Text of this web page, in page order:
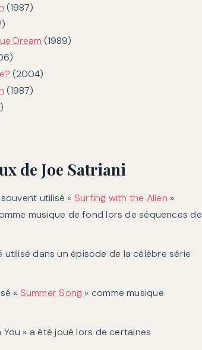
(1987)
Dream (1989)
(2004)
(1987)
de Joe Satriani
utilisé « Surfing with the Alien »
musique de fond lors de séquences de
utilisé dans un épisode de la célèbre série
« Summer Song » comme musique
You » a été joué lors de certaines